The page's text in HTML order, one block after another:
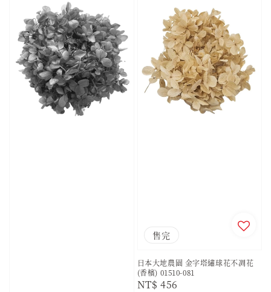
售完
日本大地農園 金字塔繡球花不凋花
(香檳) 01510-081
Regular
NT$ 456